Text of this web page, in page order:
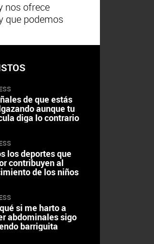
nos ofrece
que podemos
de que estás
aunque tu
diga lo contrario
los deportes que
contribuyen al
de los niños
si me harto a
abdominales sigo
barriguita